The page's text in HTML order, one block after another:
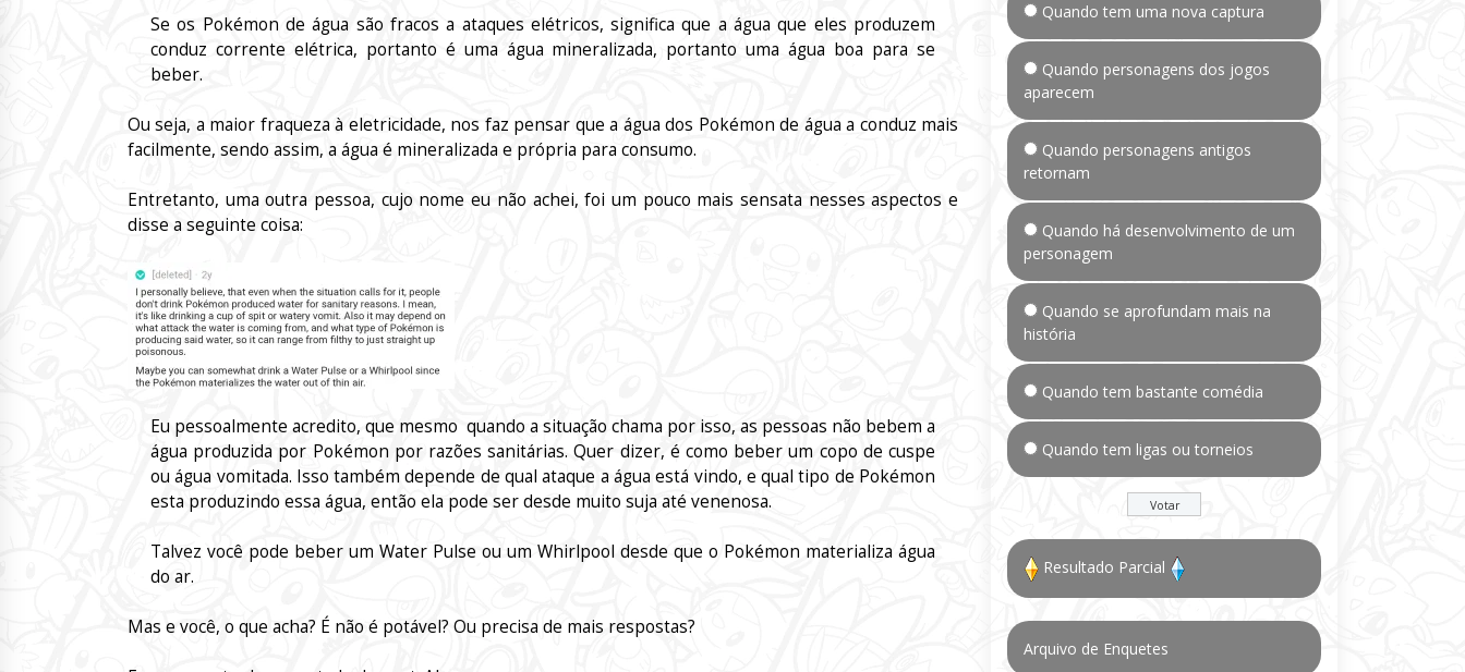
Se os Pokémon de água são fracos a ataques elétricos, significa que a água que eles produzem
conduz corrente elétrica, portanto é uma água mineralizada, portanto uma água boa para se
beber.
Ou seja, a maior fraqueza à eletricidade, nos faz pensar que a água dos Pokémon de água a conduz mais
facilmente, sendo assim, a água é mineralizada e própria para consumo.
Entretanto, uma outra pessoa, cujo nome eu não achei, foi um pouco mais sensata nesses aspectos e
disse a seguinte coisa:
Eu pessoalmente acredito, que mesmo quando a situação chama por isso, as pessoas não bebem a
água produzida por Pokémon por razões sanitárias. Quer dizer, é como beber um copo de cuspe
ou água vomitada. Isso também depende de qual ataque a água está vindo, e qual tipo de Pokémon
esta produzindo essa água, então ela pode ser desde muito suja até venenosa.
Talvez você pode beber um Water Pulse ou um Whirlpool desde que o Pokémon materializa água
do ar.
Mas e você, o que acha? É não é potável? Ou precisa de mais respostas?
Quando tem uma nova captura
Quando personagens dos jogos
aparecem
Quando personagens antigos
retornam
Quando há desenvolvimento de um
personagem
Quando se aprofundam mais na
história
Quando tem bastante comédia
Quando tem ligas ou torneios
Resultado Parcial
Arquivo de Enquetes